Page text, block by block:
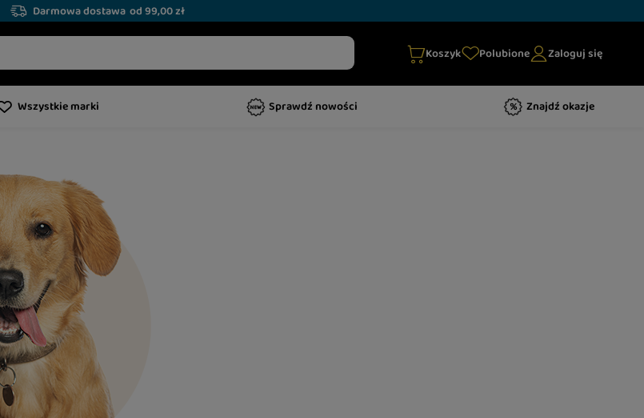
Darmowa dostawa od 99,00 zł
Koszyk Polubione Zaloguj się
Wszystkie marki Sprawdź nowości Znajdź okazje